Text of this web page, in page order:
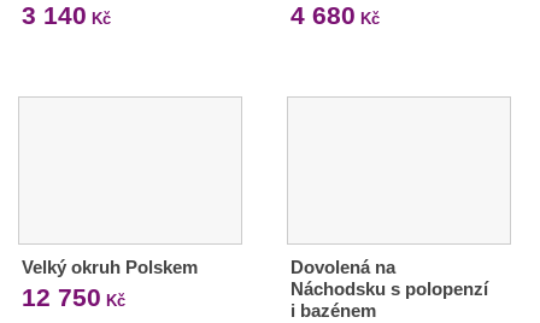
3 140 Kč 4 680 Kč
Velký okruh Polskem
12 750 Kč
Dovolená na
Náchodsku s polopenzí
i bazénem